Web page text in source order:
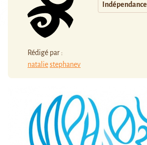
Rédigé par :
nataliestephanev
Indépendance